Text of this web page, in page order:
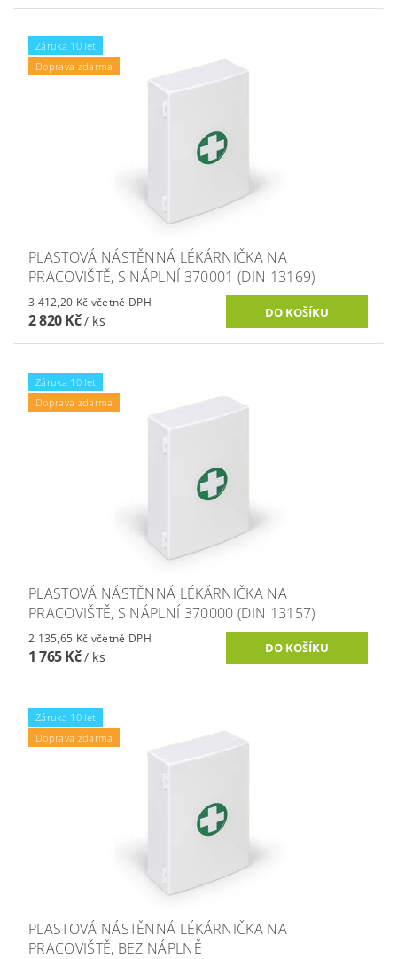
Záruka 10 let
Doprava zdarma
PLASTOVÁ NÁSTĚNNÁ LÉKÁRNIČKA NA
PRACOVIŠTĚ, S NÁPLNÍ 370001 (DIN 13169)
3 412,20 Kč včetně DPH
2 820 Kč/ ks
Záruka 10 let
Doprava zdarma
PLASTOVÁ NÁSTĚNNÁ LÉKÁRNIČKA NA
PRACOVIŠTĚ, S NÁPLNÍ 370000 (DIN 13157)
2 135,65 Kč včetně DPH
1 765 Kč/ ks
Záruka 10 let
Doprava zdarma
PLASTOVÁ NÁSTĚNNÁ LÉKÁRNIČKA NA
PRACOVIŠTĚ, BEZ NÁPLNĚ